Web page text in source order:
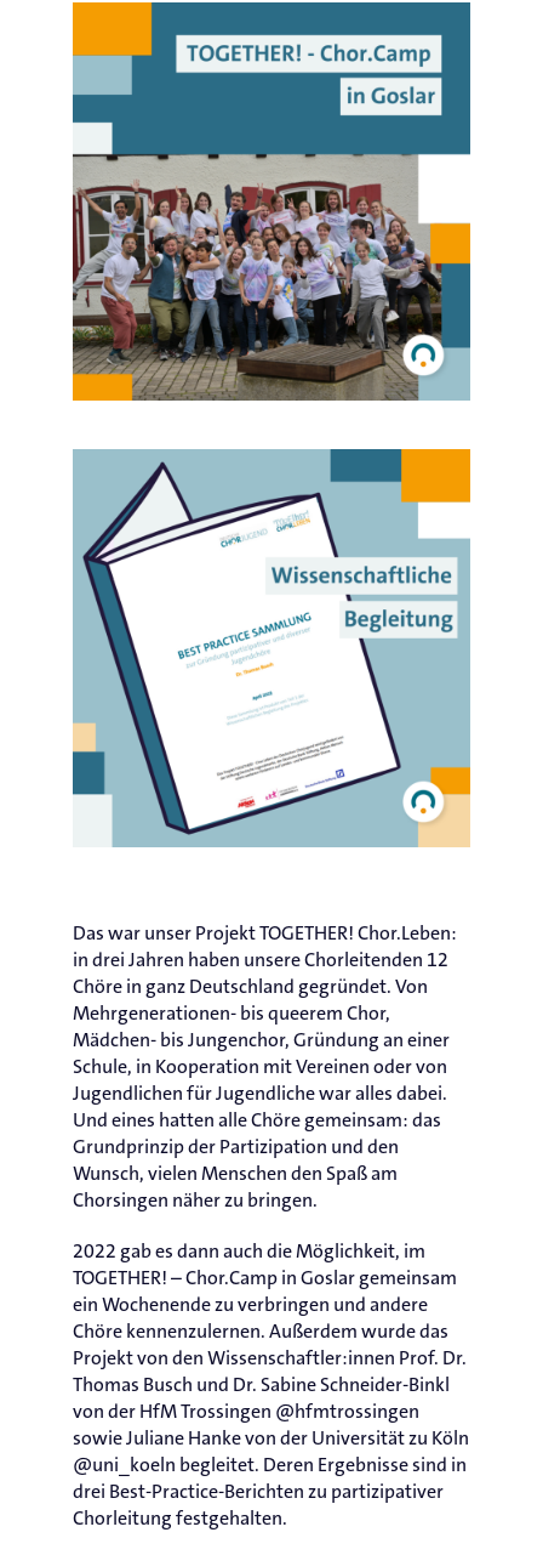
Das war unser Projekt TOGETHER! Chor.Leben:
in drei Jahren haben unsere Chorleitenden 12
Chöre in ganz Deutschland gegründet. Von
Mehrgenerationen- bis queerem Chor,
Mädchen- bis Jungenchor, Gründung an einer
Schule, in Kooperation mit Vereinen oder von
Jugendlichen für Jugendliche war alles dabei.
Und eines hatten alle Chöre gemeinsam: das
Grundprinzip der Partizipation und den
Wunsch, vielen Menschen den Spaß am
Chorsingen näher zu bringen.
2022 gab es dann auch die Möglichkeit, im
TOGETHER! – Chor.Camp in Goslar gemeinsam
ein Wochenende zu verbringen und andere
Chöre kennenzulernen. Außerdem wurde das
Projekt von den Wissenschaftler:innen Prof. Dr.
Thomas Busch und Dr. Sabine Schneider-Binkl
von der HfM Trossingen @hfmtrossingen
sowie Juliane Hanke von der Universität zu Köln
@uni_koeln begleitet. Deren Ergebnisse sind in
drei Best-Practice-Berichten zu partizipativer
Chorleitung festgehalten.